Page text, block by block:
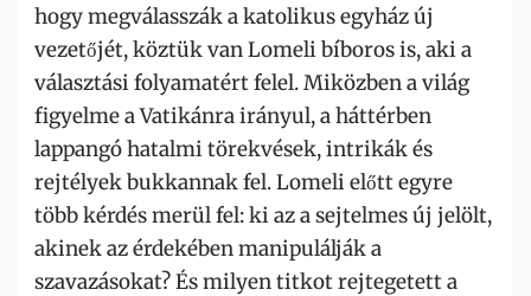
hogy megválasszák a katolikus egyház új
vezetőjét, köztük van Lomeli bíboros is, aki a
választási folyamatért felel. Miközben a világ
figyelme a Vatikánra irányul, a háttérben
lappangó hatalmi törekvések, intrikák és
rejtélyek bukkannak fel. Lomeli előtt egyre
több kérdés merül fel: ki az a sejtelmes új jelölt,
akinek az érdekében manipulálják a
szavazásokat? És milyen titkot rejtegetett a